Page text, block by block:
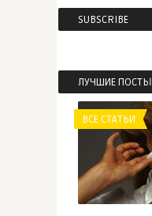
SUBSCRIBE
ЛУЧШИЕ ПОСТЫ
ВСЕ СТАТЬИ